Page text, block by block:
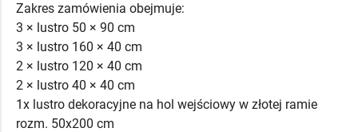
Zakres zamówienia obejmuje:
3 × lustro 50 × 90 cm
3 × lustro 160 × 40 cm
2 × lustro 120 × 40 cm
2 × lustro 40 × 40 cm
1x lustro dekoracyjne na hol wejściowy w złotej ramie
rozm. 50x200 cm